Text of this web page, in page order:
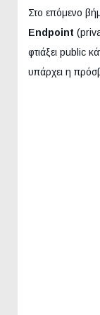
Στο επόμενο
Endpoint
φτιάξει public
υπάρχει η